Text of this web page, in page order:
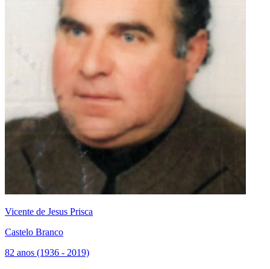
Vicente de Jesus Prisca
Castelo Branco
82 anos (1936 - 2019)